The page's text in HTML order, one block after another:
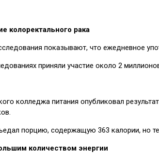
колоректального рака
показывают, что ежедневное
приняли участие около 2
колледжа питания опубликовал
порцию, содержащую 363 калории, но
количеством энергии